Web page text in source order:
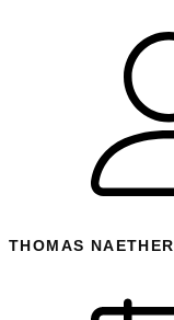
THOMAS NAETHER